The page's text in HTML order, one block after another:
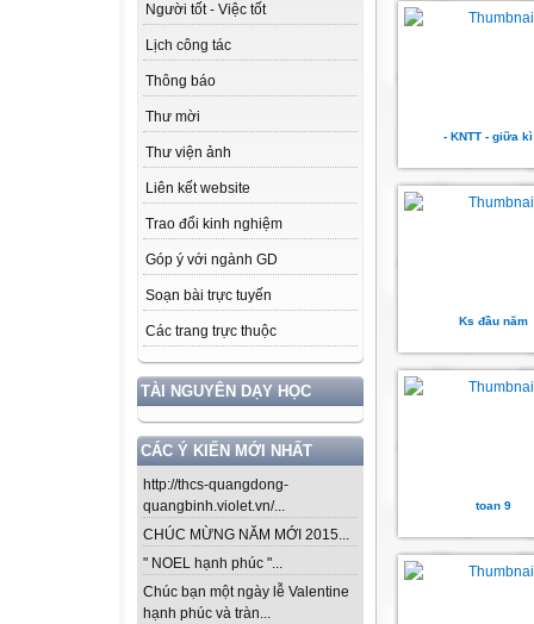
Người tốt - Việc tốt
Lịch công tác
Thông báo
Thư mời
Thư viện ảnh
Liên kết website
Trao đổi kinh nghiệm
Góp ý với ngành GD
Soạn bài trực tuyến
Các trang trực thuộc
TÀI NGUYÊN DẠY HỌC
CÁC Ý KIẾN MỚI NHẤT
http://thcs-quangdong-
quangbinh.violet.vn/...
CHÚC MỪNG NĂM MỚI 2015...
" NOEL hạnh phúc "...
Chúc bạn một ngày lễ Valentine
hạnh phúc và tràn...
- KNTT - giữa
Ks đầu năm
toan 9